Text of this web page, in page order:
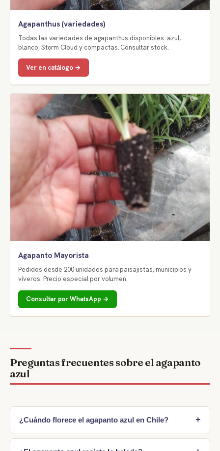
Agapanthus (variedades)
Todas las variedades de agapanthus disponibles: azul,
blanco, Storm Cloud y compactas. Consultar stock.
Ver en catálogo →
Agapanto Mayorista
Pedidos desde 200 unidades para paisajistas, municipios y
viveros. Precio especial por volumen.
Consultar por WhatsApp →
Preguntas frecuentes sobre el agapanto
azul
¿Cuándo florece el agapanto azul en Chile? +